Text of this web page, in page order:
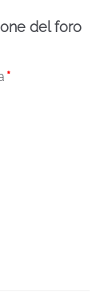
del foro
*